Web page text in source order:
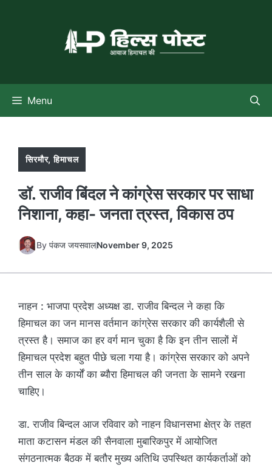
Menu
सिरमौर,हिमाचल
डॉ. राजीव बिंदल ने कांग्रेस सरकार पर साधा
निशाना, कहा- जनता त्रस्त, विकास ठप
By पंकज जयसवालNovember 9, 2025
नाहन : भाजपा प्रदेश अध्यक्ष डा. राजीव बिन्दल ने कहा कि
हिमाचल का जन मानस वर्तमान कांग्रेस सरकार की कार्यशैली से
त्रस्त है। समाज का हर वर्ग मान चुका है कि इन तीन सालों में
हिमाचल प्रदेश बहुत पीछे चला गया है। कांग्रेस सरकार को अपने
तीन साल के कार्यों का ब्यौरा हिमाचल की जनता के सामने रखना
चाहिए।
डा. राजीव बिन्दल आज रविवार को नाहन विधानसभा क्षेत्र के तहत
माता कटासन मंडल की सैनवाला मुबारिकपुर में आयोजित
संगठनात्मक बैठक में बतौर मुख्य अतिथि उपस्थित कार्यकर्ताओं को